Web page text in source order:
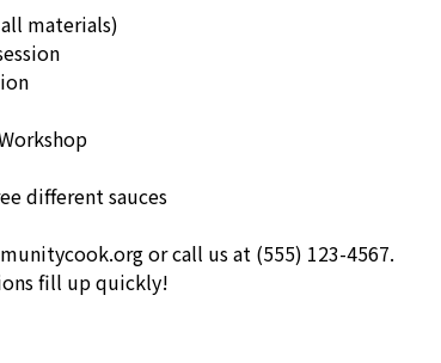
materials)
different sauces
or call us at (555) 123-4567.
fill up quickly!